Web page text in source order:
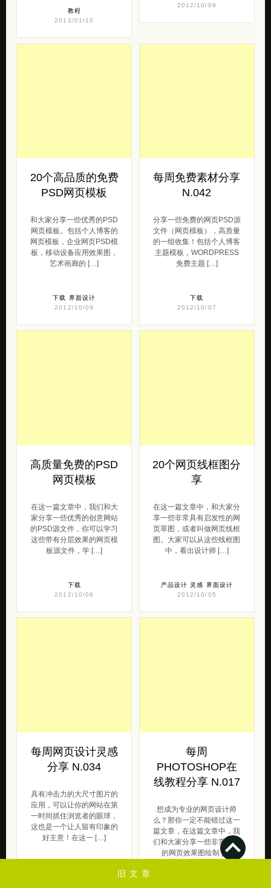
旧文章
教程
2013/01/10
2012/10/09
20个高品质的免费
PSD网页模板
和大家分享一些优秀的PSD
网页模板。包括个人博客的
网页模板，企业网页PSD模
板，移动设备应用效果图，
艺术画廊的 […]
下载 界面设计
2012/10/09
每周免费素材分享
N.042
分享一些免费的网页PSD源
文件（网页模板），高质量
的一组收集！包括个人博客
主题模板，WORDPRESS
免费主题 […]
下载
2012/10/07
高质量免费的PSD
网页模板
在这一篇文章中，我们和大
家分享一些优秀的创意网站
的PSD源文件，你可以学习
这些带有分层效果的网页模
板源文件，学 […]
下载
2012/10/06
20个网页线框图分
享
在这一篇文章中，和大家分
享一些非常具有启发性的网
页草图，或者叫做网页线框
图。大家可以从这些线框图
中，看出设计师 […]
产品设计 灵感 界面设计
2012/10/05
每周网页设计灵感
分享 N.034
具有冲击力的大尺寸图片的
应用，可以让你的网站在第
一时间抓住浏览者的眼球，
这也是一个让人留有印象的
好主意！在这一 […]
每周
PHOTOSHOP在
线教程分享 N.017
想成为专业的网页设计师
么？那你一定不能错过这一
篇文章，在这篇文章中，我
们和大家分享一些非常优秀
的网页效果图绘制 […]